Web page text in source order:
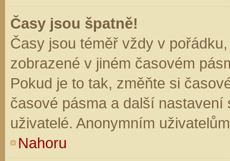
Časy jsou špatně!
Časy jsou téměř vždy v
zobrazené v jiném časovém
Pokud je to tak, změňte si
časové pásma a další
uživatelé. Anonymním
Nahoru